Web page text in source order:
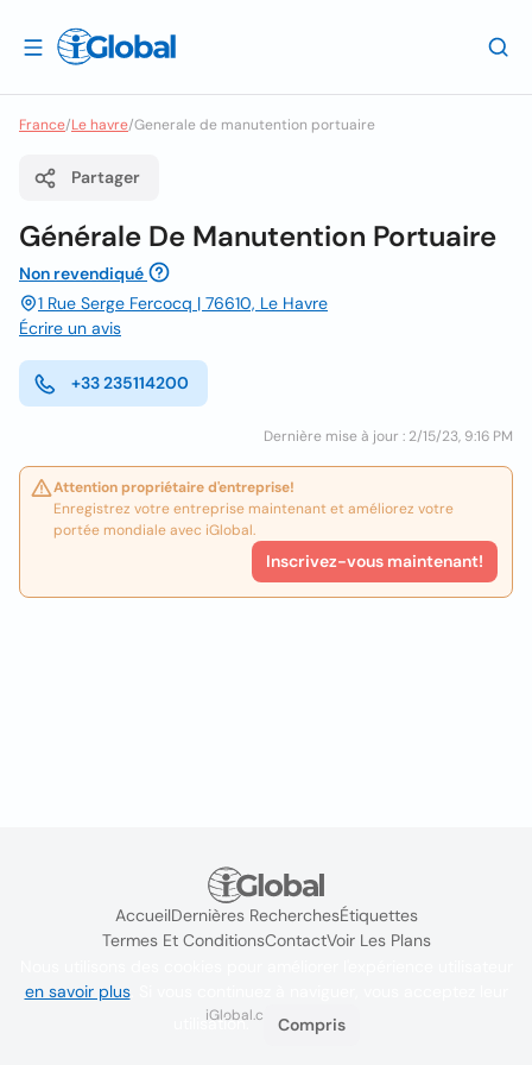
France/Le havre/Generale de manutention portuaire
Partager
Générale De Manutention Portuaire
Non revendiqué
1 Rue Serge Fercocq | 76610, Le Havre
Écrire un avis
+33 235114200
Dernière mise à jour : 2/15/23, 9:16 PM
Attention propriétaire d'entreprise!
Enregistrez votre entreprise maintenant et améliorez votre
portée mondiale avec iGlobal.
Inscrivez-vous maintenant!
AccueilDernières RecherchesÉtiquettes
Termes Et ConditionsContactVoir Les Plans
iGlobal.co @ 2024
en savoir plus. Si vous continuez à naviguer, vous acceptez leur
utilisation.
Compris